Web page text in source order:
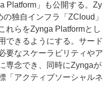
Platform」も公開する。Zy
独自インフラ「ZCloud」
れらをZynga Platformとし
できるようにする。サード
要なスケーラビリティやア
専念でき、同時にZyngaが
「アクティブソーシャルネ